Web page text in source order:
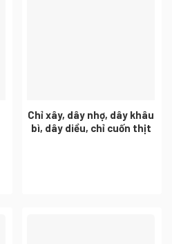
Chỉ xây, dây nhợ, dây khâu
bì, dây diều, chỉ cuốn thịt